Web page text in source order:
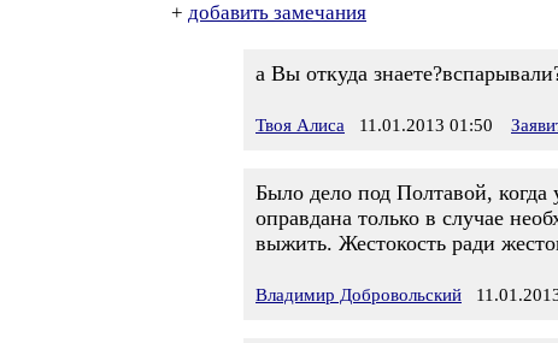
+ добавить замечания
а Вы откуда
Твоя Алиса 11.01.2013 01:50
Было дело под Полтавой, когда
оправдана только в случае
выжить. Жестокость ради
Владимир Добровольский